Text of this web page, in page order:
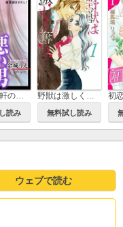
読み 無料試し読み
ウェブで読む